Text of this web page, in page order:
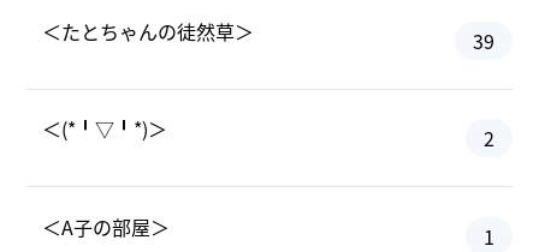
＜たとちゃんの徒然草＞ 39
＜(*╹▽╹*)＞ 2
＜A子の部屋＞ 1